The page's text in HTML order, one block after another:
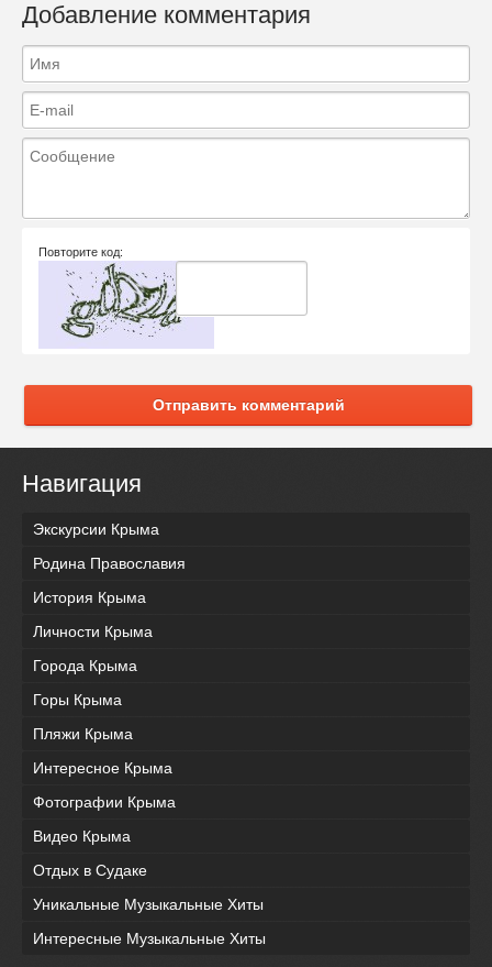
Добавление комментария
Повторите код:
Отправить комментарий
Навигация
Экскурсии Крыма
Родина Православия
История Крыма
Личности Крыма
Города Крыма
Горы Крыма
Пляжи Крыма
Интересное Крыма
Фотографии Крыма
Видео Крыма
Отдых в Судаке
Уникальные Музыкальные Хиты
Интересные Музыкальные Хиты